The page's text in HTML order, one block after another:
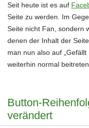
Seit heute ist es auf
Seite zu werden. Im
Seite nicht Fan, sondern
denen der Inhalt der
man nun also auf
weiterhin normal
Button-
verändert